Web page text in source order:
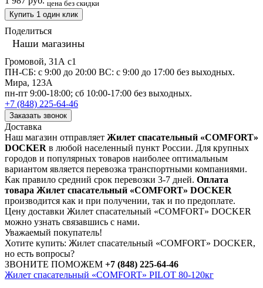
цена без скидки
Купить 1 один клик
Поделиться
Наши магазины
Громовой, 31А с1
ПН-СБ: с 9:00 до 20:00 ВС: с 9:00 до 17:00 без выходных.
Мира, 123А
пн-пт 9:00-18:00; сб 10:00-17:00 без выходных.
+7 (848) 225-64-46
Заказать звонок
Доставка
Наш магазин отправляет Жилет спасательный «COMFORT»
DOCKER в любой населенный пункт России. Для крупных
городов и популярных товаров наиболее оптимальным
вариантом является перевозка транспортными компаниями.
Как правило средний срок перевозки 3-7 дней. Оплата
товара Жилет спасательный «COMFORT» DOCKER
производится как и при получении, так и по предоплате.
Цену доставки Жилет спасательный «COMFORT» DOCKER
можно узнать связавшись с нами.
Уважаемый покупатель!
Хотите купить: Жилет спасательный «COMFORT» DOCKER,
но есть вопросы?
ЗВОНИТЕ ПОМОЖЕМ +7 (848) 225-64-46
Жилет спасательный «COMFORT» PILOT 80-120кг